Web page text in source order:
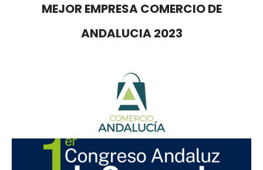
MEJOR EMPRESA COMERCIO DE
ANDALUCIA 2023